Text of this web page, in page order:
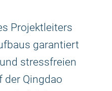
Projektleiters
garantiert
stressfreien
der Qingdao